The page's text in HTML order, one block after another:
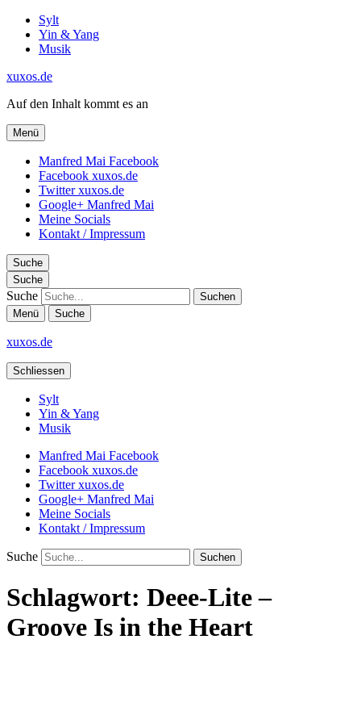
Sylt
Yin & Yang
Musik
xuxos.de
Auf den Inhalt kommt es an
Menü
Manfred Mai Facebook
Facebook xuxos.de
Twitter xuxos.de
Google+ Manfred Mai
Meine Socials
Kontakt / Impressum
Suche
Suche
Suche
Menü Suche
xuxos.de
Schliessen
Sylt
Yin & Yang
Musik
Manfred Mai Facebook
Facebook xuxos.de
Twitter xuxos.de
Google+ Manfred Mai
Meine Socials
Kontakt / Impressum
Suche
Schlagwort: Deee-Lite –
Groove Is in the Heart